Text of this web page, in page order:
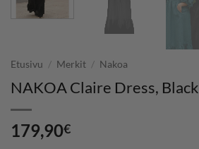
Etusivu / Merkit / Nakoa
NAKOA Claire Dress, Black
179,90€